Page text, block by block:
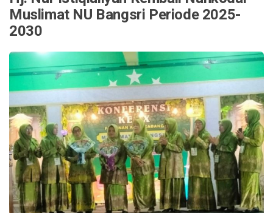
Muslimat NU Bangsri Periode 2025-
2030